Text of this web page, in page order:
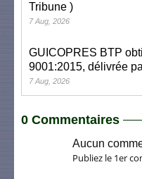
Tribune )
7 Aug, 2026
GUICOPRES BTP
9001:2015, délivrée
7 Aug, 2026
0 Commentaires
Aucun
Publiez le 1er